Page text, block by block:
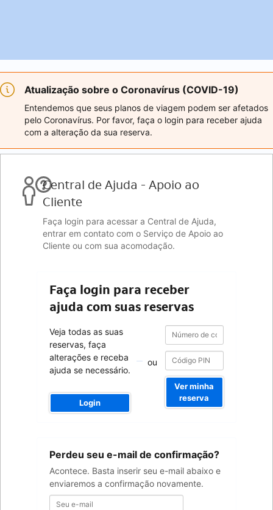
Atualização sobre o Coronavírus (COVID-19)
Entendemos que seus planos de viagem podem ser afetados
pelo Coronavírus. Por favor, faça o login para receber ajuda
com a alteração da sua reserva.
Central de Ajuda - Apoio ao
Cliente
Faça login para acessar a Central de Ajuda,
entrar em contato com o Serviço de Apoio ao
Cliente ou com sua acomodação.
Faça login para receber
ajuda com suas reservas
Veja todas as suas
reservas, faça
alterações e receba
ajuda se necessário.
Login
ou
Número
de
confirmação
Número
confirmação
Ver minha
reserva
Perdeu seu e-mail de confirmação?
Acontece. Basta inserir seu e-mail abaixo e
enviaremos a confirmação novamente.